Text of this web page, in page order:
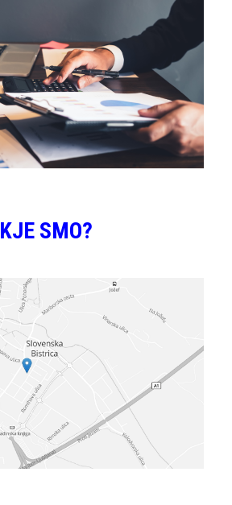
KJE SMO?